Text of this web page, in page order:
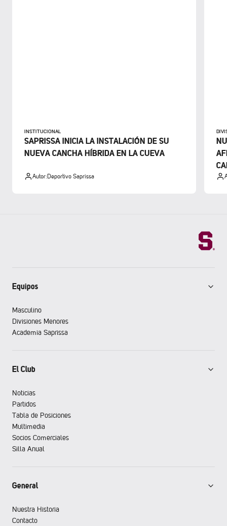
INSTITUCIONAL
SAPRISSA INICIA LA INSTALACIÓN DE SU
NUEVA CANCHA HÍBRIDA EN LA CUEVA
Autor:Deportivo Saprissa
Equipos
Masculino
Divisiones Menores
Academia Saprissa
El Club
Noticias
Partidos
Tabla de Posiciones
Multimedia
Socios Comerciales
Silla Anual
General
Nuestra Historia
Contacto